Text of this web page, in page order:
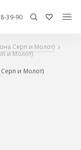
39-90
Серп и Молот)
и Молот)